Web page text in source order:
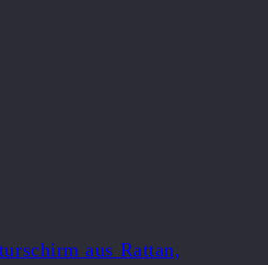
aus Rattan,